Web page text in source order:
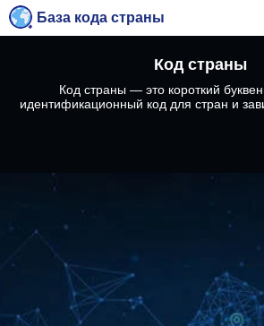
База кода страны
Код страны
Код страны — это короткий
идентификационный код для стран и